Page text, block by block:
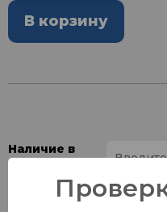
В корзину
Наличие в
магазинах:
Ваш город: